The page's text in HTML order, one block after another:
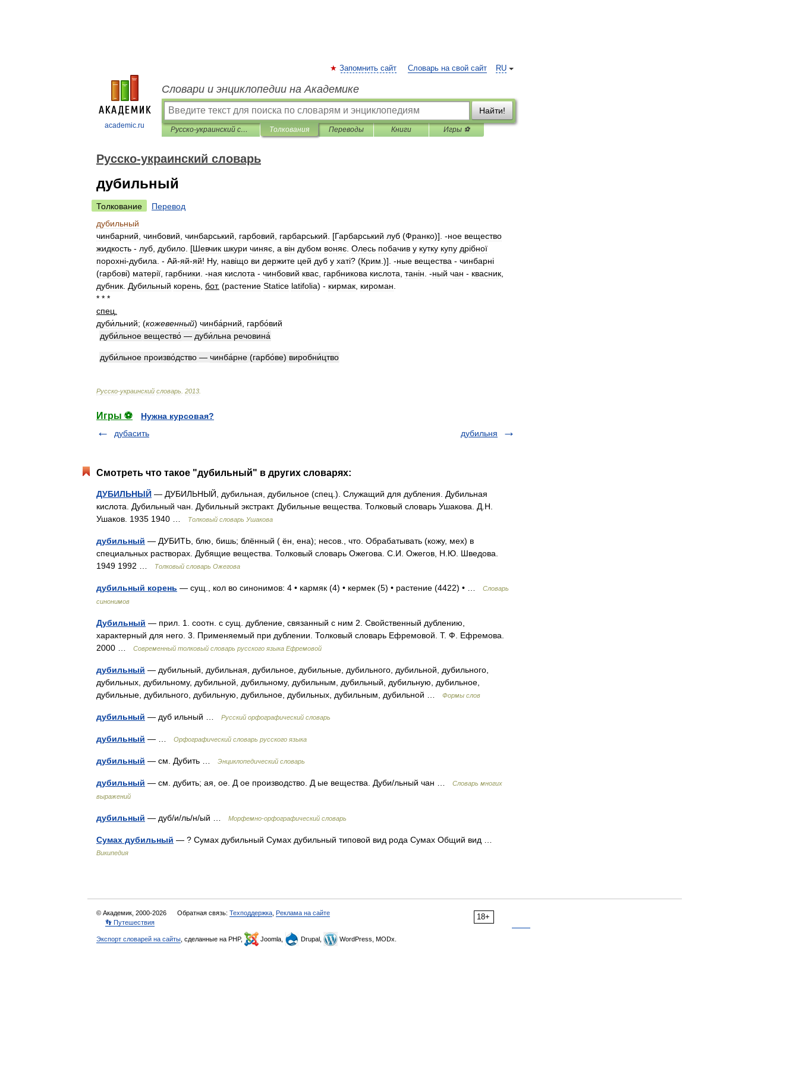
academic.ru
RU
Запомнить сайт Словарь на свой сайт
Словари и энциклопедии на Академике
Найти!
Русско-украинский словарь Толкования Переводы Книги Игры ⚽
Русско-украинский словарь
дубильный
Толкование
Перевод
дубильный
чинбарний чинбовий чинбарський гарбовий гарбарський . [Гарбарський луб (Франко)]. -ное вещество
жидкость - луб дубило . [Шевчик шкури чиняє а він дубом воняє Олесь побачив у кутку купу дрібної
порохні-дубила . - Ай-яй-яй! Ну, навіщо ви держите цей дуб у хаті? (Крим .)]. -ные вещества - чинбарні
(гарбові) матерії гарбники . -ная кислота - чинбовий квас гарбникова кислота танін . -ный чан - квасник
дубник Дубильный корень бот. (растение Statice latifolia) - кирмак кироман
* * *
спец
дуби́льний; (кожевенный) чинба́рний
гарбо́вий
дуби́льное вещество́ — дуби́льна речовина́
дуби́льное произво́дство — чинба́рне (гарбо́ве) виробни́цтво
Русско-украинский словарь 2013
Игры ⚽
Нужна курсовая?
дубасить
дубильня
Смотреть что такое "дубильный" в других словарях:
ДУБИЛЬНЫЙ — ДУБИЛЬНЫЙ, дубильная, дубильное (спец.). Служащий для дубления. Дубильная
кислота. Дубильный чан. Дубильный экстракт. Дубильные вещества. Толковый словарь Ушакова. Д.Н.
Ушаков. 1935 1940 …
Толковый словарь Ушакова
дубильный — ДУБИТЬ, блю, бишь; блённый ( ён, ена); несов., что. Обрабатывать (кожу, мех) в
специальных растворах. Дубящие вещества. Толковый словарь Ожегова. С.И. Ожегов, Н.Ю. Шведова.
1949 1992 …
Толковый словарь Ожегова
дубильный корень — сущ., кол во синонимов: 4 • кармяк (4) • кермек (5) • растение (4422) • …
Словарь
синонимов
Дубильный — прил. 1. соотн. с сущ. дубление, связанный с ним 2. Свойственный дублению,
характерный для него. 3. Применяемый при дублении. Толковый словарь Ефремовой. Т. Ф. Ефремова.
2000 …
Современный толковый словарь русского языка Ефремовой
дубильный — дубильный, дубильная, дубильное, дубильные, дубильного, дубильной, дубильного,
дубильных, дубильному, дубильной, дубильному, дубильным, дубильный, дубильную, дубильное,
дубильные, дубильного, дубильную, дубильное, дубильных, дубильным, дубильной …
Формы слов
дубильный — дуб ильный … Русский орфографический словарь
дубильный — … Орфографический словарь русского языка
дубильный — см. Дубить … Энциклопедический словарь
дубильный — см. дубить; ая, ое. Д ое производство. Д ые вещества. Дуби/льный чан …
Словарь многих
выражений
дубильный — дуб/и/ль/н/ый … Морфемно-орфографический словарь
Сумах дубильный — ? Сумах дубильный Сумах дубильный типовой вид рода Сумах Общий вид …
Википедия
18+
© Академик, 2000-2026 Обратная связь: Техподдержка Реклама на сайте
👣 Путешествия
Экспорт словарей на сайты , сделанные на PHP, Joomla, Drupal, WordPress, MODx.